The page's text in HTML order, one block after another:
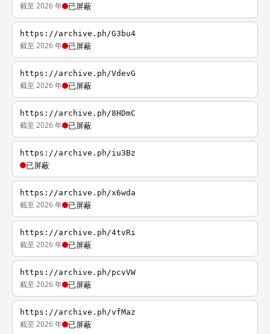
截至 2026 年 已屏蔽
https://archive.ph/G3bu4
截至 2026 年 已屏蔽
https://archive.ph/VdevG
截至 2026 年 已屏蔽
https://archive.ph/8HDmC
截至 2026 年 已屏蔽
https://archive.ph/iu3Bz
已屏蔽
https://archive.ph/x6wda
截至 2026 年 已屏蔽
https://archive.ph/4tvRi
截至 2026 年 已屏蔽
https://archive.ph/pcvVW
截至 2026 年 已屏蔽
https://archive.ph/vfMaz
截至 2026 年 已屏蔽